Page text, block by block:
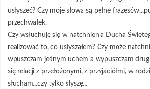
usłyszeć? Czy moje słowa są pełne
przechwałek.
Czy wsłuchuję się w natchnienia Ducha
realizować to, co usłyszałem? Czy może
wpuszczam jednym uchem a wypuszczam
się relacji z przełożonymi, z przyjaciółmi, w
słucham...czy tylko słyszę...